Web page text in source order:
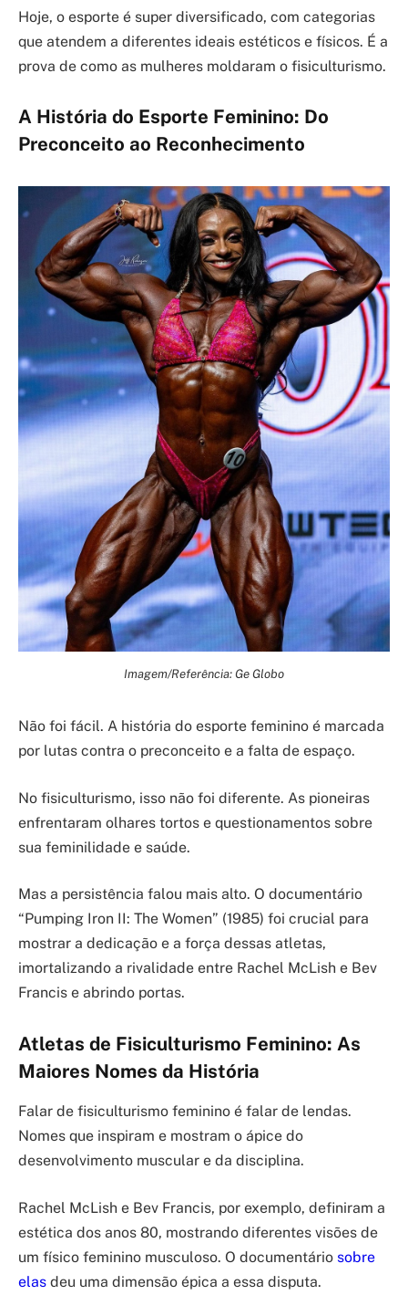
Hoje, o esporte é super diversificado, com categorias
que atendem a diferentes ideais estéticos e físicos. É a
prova de como as mulheres moldaram o fisiculturismo.
A História do Esporte Feminino: Do
Preconceito ao Reconhecimento
Imagem/Referência: Ge Globo
Não foi fácil. A história do esporte feminino é marcada
por lutas contra o preconceito e a falta de espaço.
No fisiculturismo, isso não foi diferente. As pioneiras
enfrentaram olhares tortos e questionamentos sobre
sua feminilidade e saúde.
Mas a persistência falou mais alto. O documentário
“Pumping Iron II: The Women” (1985) foi crucial para
mostrar a dedicação e a força dessas atletas,
imortalizando a rivalidade entre Rachel McLish e Bev
Francis e abrindo portas.
Atletas de Fisiculturismo Feminino: As
Maiores Nomes da História
Falar de fisiculturismo feminino é falar de lendas.
Nomes que inspiram e mostram o ápice do
desenvolvimento muscular e da disciplina.
Rachel McLish e Bev Francis, por exemplo, definiram a
estética dos anos 80, mostrando diferentes visões de
um físico feminino musculoso. O documentário sobre
elas deu uma dimensão épica a essa disputa.